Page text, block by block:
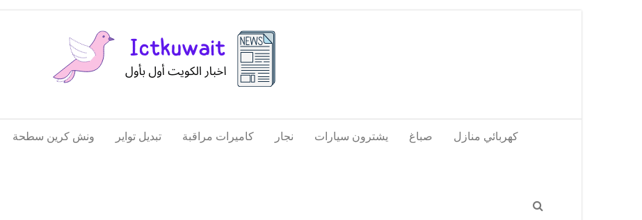
الكويت
تكنولوجيا
المعلومات
ونش كرين سطحة تبديل تواير كاميرات مراقبة نجار يشترون سيارات صباغ كهربائي منازل